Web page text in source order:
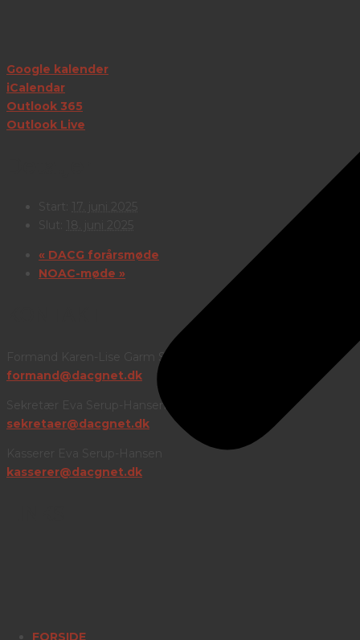
FORSIDE
Google kalender
iCalendar
Outlook 365
Outlook Live
Start:
Slut:
18. juni 2025
« DACG forårsmøde
NOAC-møde »
Formand Karen-Lise Garm Spindler
formand@dacgnet.dk
Sekretær Eva Serup-Hansen
sekretaer@dacgnet.dk
kasserer@dacgnet.dk